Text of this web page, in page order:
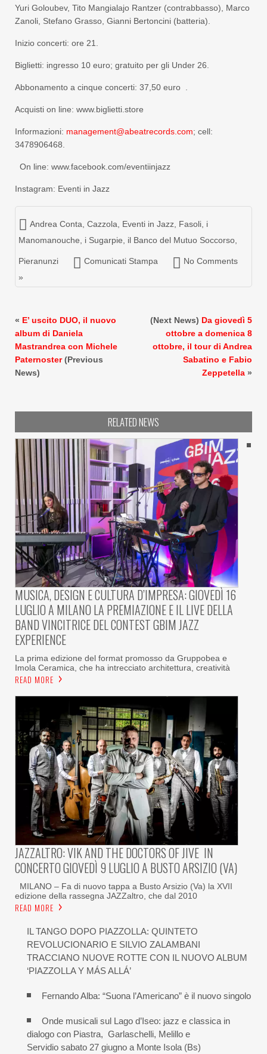
Yuri Goloubev, Tito Mangialajo Rantzer (contrabbasso), Marco
Zanoli, Stefano Grasso, Gianni Bertoncini (batteria).
Inizio concerti: ore 21.
Biglietti: ingresso 10 euro; gratuito per gli Under 26.
Abbonamento a cinque concerti: 37,50 euro .
Acquisti on line: www.biglietti.store
Informazioni: management@abeatrecords.com; cell:
3478906468.
On line: www.facebook.com/eventiinjazz
Instagram: Eventi in Jazz
Andrea Conta Cazzola Eventi in Jazz Fasoli i
Manomanouche
i Sugarpie il Banco del Mutuo Soccorso
Pieranunzi Comunicati Stampa
No Comments
»
« E’ uscito DUO, il nuovo
album di Daniela
Mastrandrea con Michele
Paternoster(Previous
News)
(Next News) Da giovedì 5
ottobre a domenica 8
ottobre, il tour di Andrea
Sabatino e Fabio
Zeppetella »
RELATED NEWS
MUSICA, DESIGN E CULTURA D’IMPRESA: GIOVEDÌ 16
LUGLIO A MILANO LA PREMIAZIONE E IL LIVE DELLA
BAND VINCITRICE DEL CONTEST GBIM JAZZ
EXPERIENCE
La prima edizione del format promosso da Gruppobea e
Imola Ceramica, che ha intrecciato architettura, creatività
READ MORE
JAZZALTRO: VIK AND THE DOCTORS OF JIVE IN
CONCERTO GIOVEDÌ 9 LUGLIO A BUSTO ARSIZIO (VA)
MILANO – Fa di nuovo tappa a Busto Arsizio (Va) la XVII
edizione della rassegna JAZZaltro, che dal 2010
READ MORE
IL TANGO DOPO PIAZZOLLA: QUINTETO
REVOLUCIONARIO E SILVIO ZALAMBANI
TRACCIANO NUOVE ROTTE CON IL NUOVO ALBUM
‘PIAZZOLLA Y MÁS ALLÁ’
Fernando Alba: “Suona l’Americano” è il nuovo singolo
Onde musicali sul Lago d’Iseo: jazz e classica in
dialogo con Piastra, Garlaschelli, Melillo e
Servidio sabato 27 giugno a Monte Isola (Bs)